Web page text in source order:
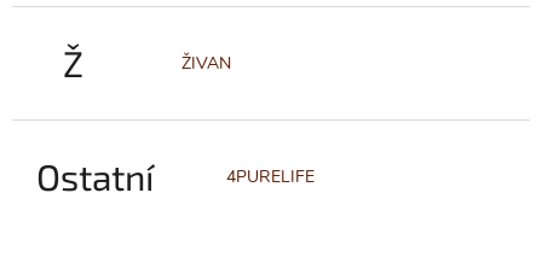
Ž ŽIVAN
Ostatní 4PURELIFE